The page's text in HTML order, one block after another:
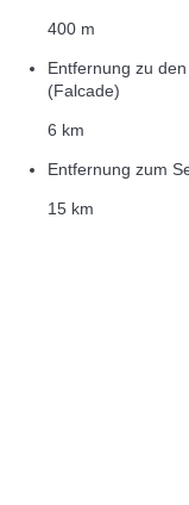
400 m
Entfernung zu
(Falcade)
6 km
Entfernung zum
15 km